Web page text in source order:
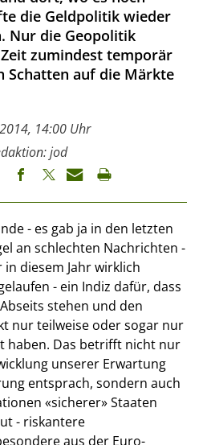
die Geldpolitik wieder
Nur die Geopolitik
zumindest temporär
Schatten auf die Märkte
14:00 Uhr
jod
- es gab ja in den letzten
an schlechten Nachrichten -
diesem Jahr wirklich
- ein Indiz dafür, dass
stehen und den
nur teilweise oder sogar nur
haben. Das betrifft nicht nur
unserer Erwartung
entsprach, sondern auch
«sicherer» Staaten
- riskantere
aus der Euro-